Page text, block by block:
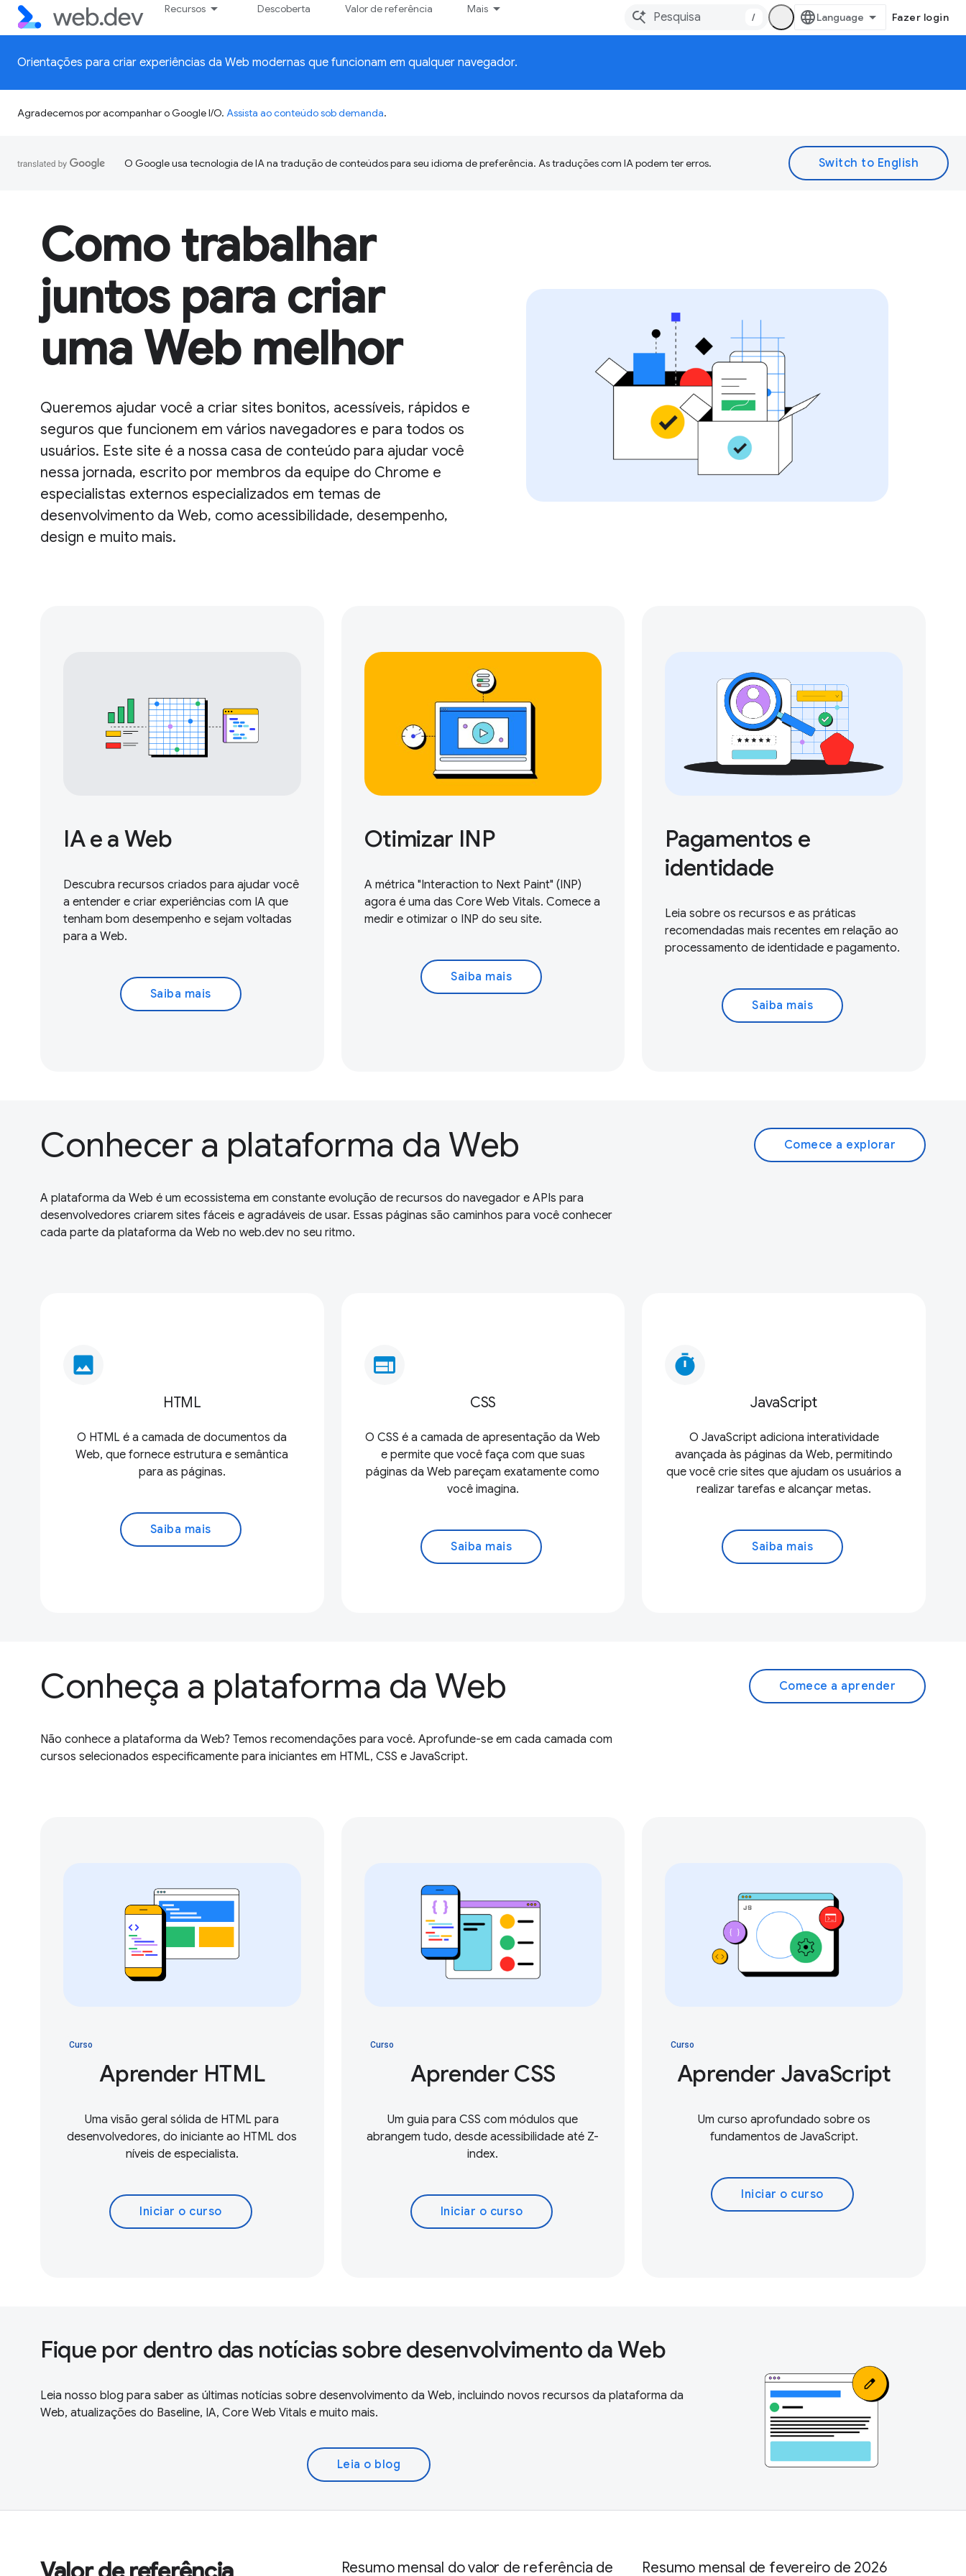
Recursos Descoberta Valor de referência Mais
/ Fazer login
Orientações para criar experiências da Web modernas que funcionam em qualquer navegador.
Agradecemos por acompanhar o Google I/O. Assista ao conteúdo sob demanda.
O Google usa tecnologia de IA na tradução de conteúdos para seu idioma de preferência. As traduções com IA podem ter erros.
Como trabalhar
juntos para criar
uma Web melhor
Queremos ajudar você a criar sites bonitos, acessíveis, rápidos e
seguros que funcionem em vários navegadores e para todos os
usuários. Este site é a nossa casa de conteúdo para ajudar você
nessa jornada, escrito por membros da equipe do Chrome e
especialistas externos especializados em temas de
desenvolvimento da Web, como acessibilidade, desempenho,
design e muito mais.
IA e a Web
Descubra recursos criados para ajudar você
a entender e criar experiências com IA que
tenham bom desempenho e sejam voltadas
para a Web.
Saiba mais
Otimizar INP
A métrica "Interaction to Next Paint" (INP)
agora é uma das Core Web Vitals. Comece a
medir e otimizaro INP do seu site.
Saiba mais
Pagamentos e
identidade
Leia sobre os recursos e as práticas
recomendadas mais recentes em relação ao
processamento de identidade e pagamento.
Saiba mais
Conhecer a plataforma da Web Comece a explorar
A plataforma da Web é um ecossistema em constante evolução de recursos do navegador e APIs para
desenvolvedores criarem sites fáceis e agradáveis de usar. Essas páginas são caminhos para você conhecer
cada parte da plataforma da Web no web.dev no seu ritmo.
image
HTML
O HTML é a camada de documentos da
Web, que fornece estrutura e semântica
para as páginas.
Saiba mais
web
CSS
O CSS é a camada de apresentação da Web
e permite que você faça com que suas
páginas da Web pareçam exatamente como
você imagina.
Saiba mais
timer
JavaScript
O JavaScript adiciona interatividade
avançada às páginas da Web, permitindo
que você crie sites que ajudam os usuários a
realizar tarefas e alcançar metas.
Saiba mais
Conheça a plataforma da Web Comece a aprender
Não conhece a plataforma da Web? Temos recomendações para você. Aprofunde-se em cada camada com
cursos selecionados especificamente para iniciantes em HTML, CSS e JavaScript.
Curso
Aprender HTML
Uma visão geral sólida de HTML para
desenvolvedores, do iniciante ao HTML dos
níveis de especialista.
Iniciar o curso
Curso
Aprender CSS
Um guia para CSS com módulos que
abrangem tudo, desde acessibilidade até Z-
index.
Iniciar o curso
Curso
Aprender JavaScript
Um curso aprofundado sobre os
fundamentos de JavaScript.
Iniciar o curso
Fique por dentro das notícias sobre desenvolvimento da Web
Leia nosso blog para saber as últimas notícias sobre desenvolvimento da Web, incluindo novos recursos da plataforma da
Web, atualizações do Baseline, IA, Core Web Vitals e muito mais.
Leia o blog
Resumo mensal do valor de referência de Resumo mensal de fevereiro de 2026